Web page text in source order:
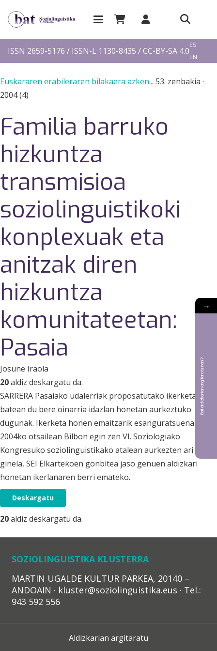
ISSN 2659-5176 / ISSN-L 1130-8435 / CC-BY-SA 4.0
ES
EN
Euskararen erabileraren bilakaera azken... 53. zenbakia ·
2004 (4)
Familia barruko
hizkuntza
transmisioa
soziolinguistikoki
konplexuak eta
anitzak diren
hizkuntza
komunitateetan:
Pasaia
Josune Iraola
20aldiz deskargatu da.
SARRERA Pasaiako udalerriak proposatutako ikerketa-beka
batean du bere oinarria idazlan honetan aurkeztuko
dugunak. Ikerketa honen emaitzarik esanguratsuenak
2004ko otsailean Bilbon egin zen VI. Soziologiako
Kongresuko soziolinguistikako atalean aurkezten ari
ginela, SEI Elkartekoen gonbitea jaso genuen aldizkari
honetan ikerlanaren berri emateko.
Deskargatu
20aldiz deskargatu da.
SOZIOLINGUISTIKA KLUSTERRA
MARTIN UGALDE KULTUR PARKEA, 20140 –
ANDOAIN · kluster@soziolinguistika.eus · Tel.:
943 592 556
Aldizkarian argitaratu
→
Bat aldizkarian argitaratu nahi?